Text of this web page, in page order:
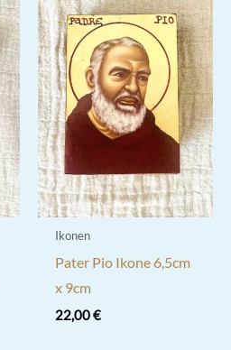
Ikonen
Pater Pio Ikone 6,5cm
x 9cm
22,00€